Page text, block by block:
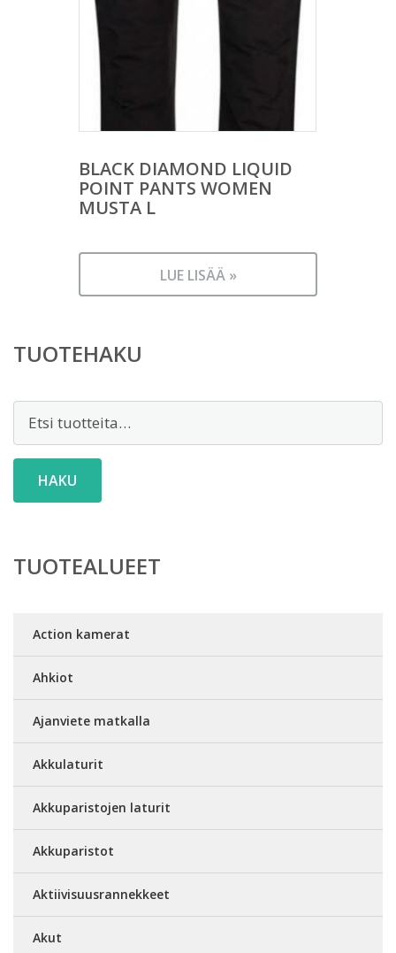
BLACK DIAMOND LIQUID
POINT PANTS WOMEN
MUSTA L
LUE LISÄÄ »
TUOTEHAKU
Etsi:
HAKU
TUOTEALUEET
Action kamerat
Ahkiot
Ajanviete matkalla
Akkulaturit
Akkuparistojen laturit
Akkuparistot
Aktiivisuusrannekkeet
Akut